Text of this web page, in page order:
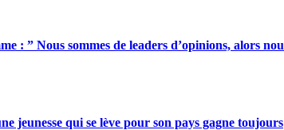
: ” Nous sommes de leaders d’opinions, alors
jeunesse qui se lève pour son pays gagne toujours